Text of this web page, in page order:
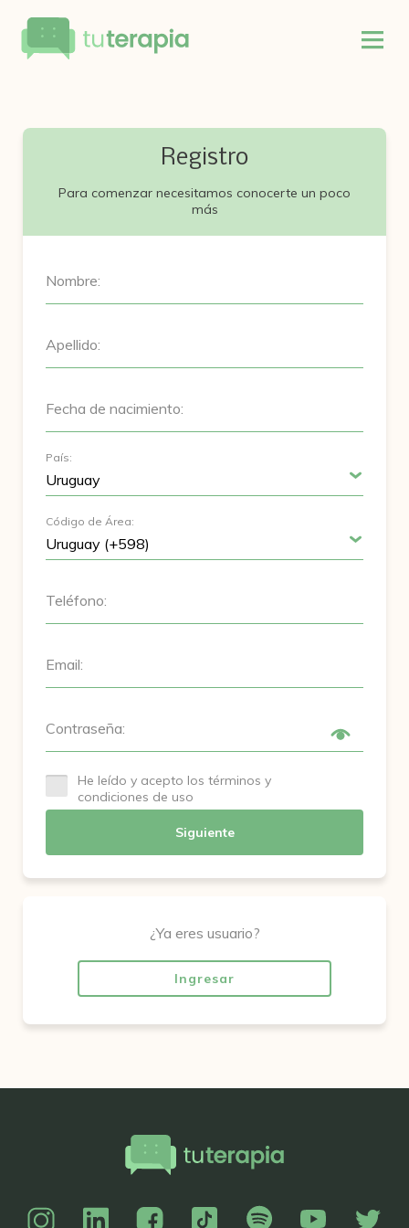
Registro
Para comenzar necesitamos conocerte un poco
más
Nombre:
Apellido:
Fecha de nacimiento:
País:
Código de Área:
Teléfono:
Email:
Contraseña:
He leído y acepto los términos y
condiciones de uso
Siguiente
¿Ya eres usuario?
Ingresar